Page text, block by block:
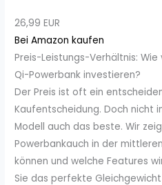
26,99 EUR
Bei Amazon kaufen
Preis-Leistungs-Verhältnis:
Qi-Powerbank investieren?
Der Preis ist oft ein
Kaufentscheidung. Doch nicht
Modell auch das beste. Wir
Powerbankauch in der
können und welche Features
Sie das perfekte